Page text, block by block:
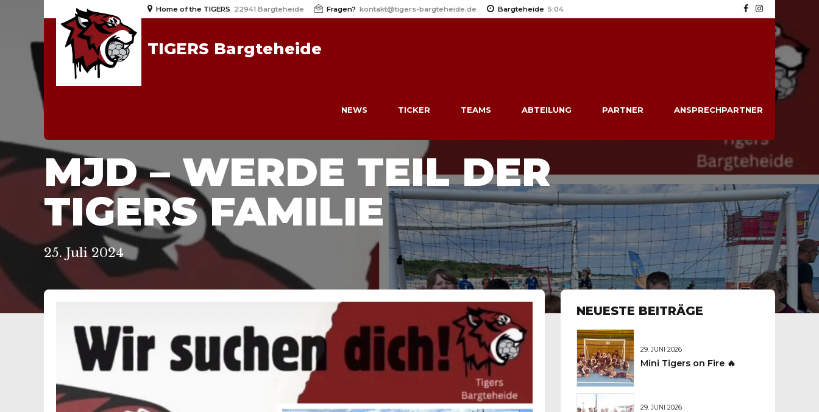
Home of the TIGERS 22941 Bargteheide Fragen? kontakt@tigers-bargteheide.de Bargteheide 5:04
TIGERS Bargteheide
NEWS TICKER TEAMS ABTEILUNG PARTNER ANSPRECHPARTNER
2023/24
MJD – WERDE TEIL DER
TIGERS FAMILIE
25. Juli 2024
NEUESTE BEITRÄGE
29. JUNI 2026
Mini Tigers on Fire 🔥
29. JUNI 2026